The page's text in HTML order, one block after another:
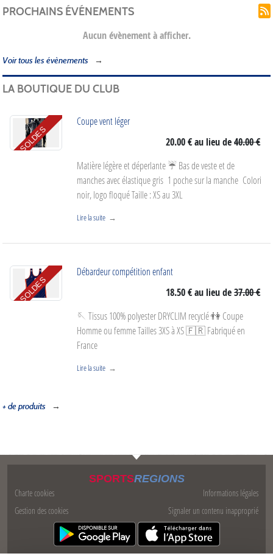
PROCHAINS ÉVÉNEMENTS
Aucun évènement à afficher.
Voir tous les évènements
LA BOUTIQUE DU CLUB
SOLDES
Coupe vent léger
20.00 €au lieu de40.00 €
Matière légère et déperlante ☔️ Bas de veste et de
manches avec élastique gris 1 poche sur la manche Colori
noir, logo floqué Taille : XS au 3XL
Lire la suite
SOLDES
Débardeur compétition enfant
18.50 €au lieu de37.00 €
🪡 Tissus 100% polyester DRYCLIM recyclé 👫 Coupe
Homme ou femme Tailles 3XS à XS 🇫🇷 Fabriqué en
France
Lire la suite
+ de produits
SPORTSREGIONS
Charte cookies
Gestion des cookies
Informations légales
Signaler un contenu inapproprié